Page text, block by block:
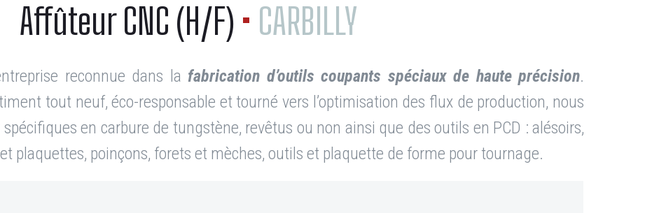
Affûteur CNC (H/F) • CARBILLY
reconnue dans la fabrication d’outils coupants spéciaux de haute précision.
tout neuf, éco-responsable et tourné vers l’optimisation des flux de production, nous
en carbure de tungstène, revêtus ou non ainsi que des outils en PCD : alésoirs,
plaquettes, poinçons, forets et mèches, outils et plaquette de forme pour tournage.